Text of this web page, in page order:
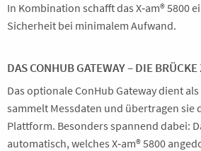
In Kombination schafft das X‑am® 5800
Sicherheit bei minimalem Aufwand.
DAS CONHUB GATEWAY – DIE
Das optionale ConHub Gateway dient
sammelt Messdaten und übertragen sie
Plattform. Besonders spannend dabei:
automatisch, welches X‑am® 5800